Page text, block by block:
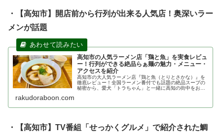
・【高知市】開店前から行列が出来る人気店！奥深いラー
メンが話題
高知市の人気ラーメン店「鶏と魚」を実食レビュ
ー！行列ができる絶品らぁ麺の魅力・メニュー・
アクセスを紹介
高知市の大人気ラーメン店『鶏と魚（とりとさかな）』を
徹底レビュー！全国ラーメン番付でも話題の絶品スープの
秘密から、愛犬「トラちゃん」と一緒に高知の街中をお出
rakudoraboon.com
・【高知市】TV番組「せっかくグルメ」で紹介された鯛